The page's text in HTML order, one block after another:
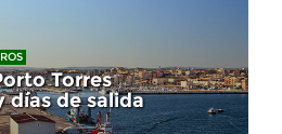
Torres
días de salida